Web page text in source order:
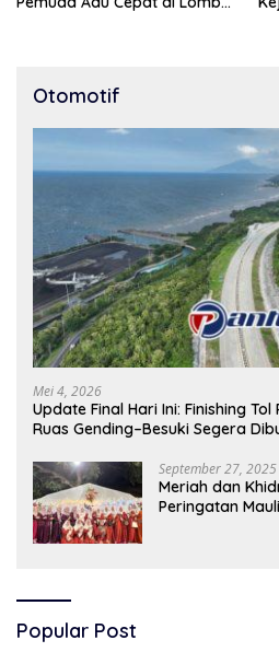
Otomotif
Mei 4, 2026
Update Final Hari Ini: Finishing
Ruas Gending–Besuki Segera
September 27, 2025
Meriah dan
Peringatan
Popular Post